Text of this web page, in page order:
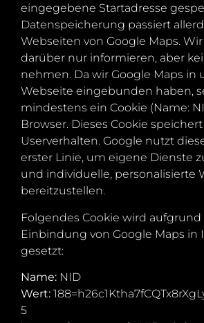
eingegebene Startadresse
Datenspeicherung passiert
Webseiten von Google Maps.
darüber nur informieren, aber
nehmen. Da wir Google Maps in
Webseite eingebunden haben,
mindestens ein Cookie (Name:
Browser. Dieses Cookie
Userverhalten. Google nutzt
erster Linie, um eigene Dienste
und individuelle, personalisierte
bereitzustellen.
Folgendes Cookie wird aufgrund
Einbindung von Google Maps in
gesetzt:
Name: NID
Wert:
5